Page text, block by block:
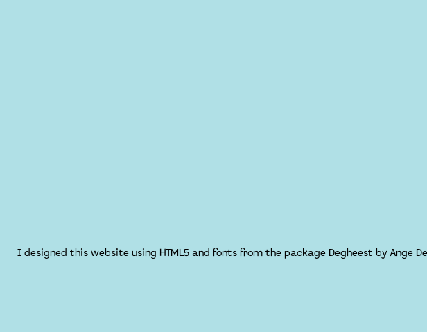
I designed this website using HTML5 and fonts from the package Degheest by Ange